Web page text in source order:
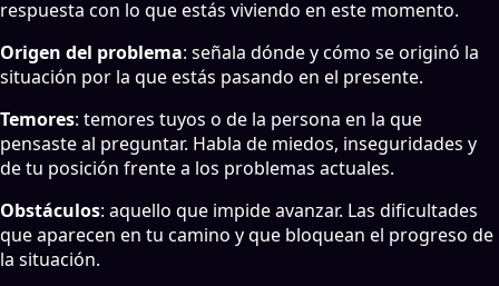
respuesta con lo que estás viviendo en este momento.
Origen del problema: señala dónde y cómo se originó la
situación por la que estás pasando en el presente.
Temores: temores tuyos o de la persona en la que
pensaste al preguntar. Habla de miedos, inseguridades y
de tu posición frente a los problemas actuales.
Obstáculos: aquello que impide avanzar. Las dificultades
que aparecen en tu camino y que bloquean el progreso de
la situación.